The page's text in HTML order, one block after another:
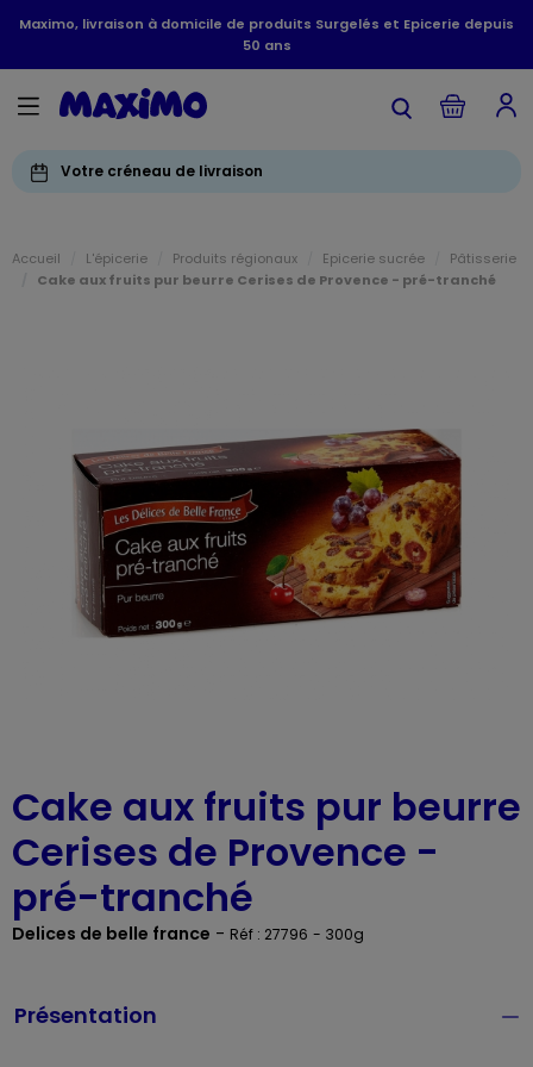
Maximo, livraison à domicile de produits Surgelés et Epicerie depuis
50 ans
Votre créneau de livraison
Accueil L'épicerie Produits régionaux Epicerie sucrée
Pâtisserie
Cake aux fruits pur beurre Cerises de Provence - pré-tranché
Cake aux fruits pur beurre
Cerises de Provence -
pré-tranché
Delices de belle france - Réf : 27796 - 300g
Présentation